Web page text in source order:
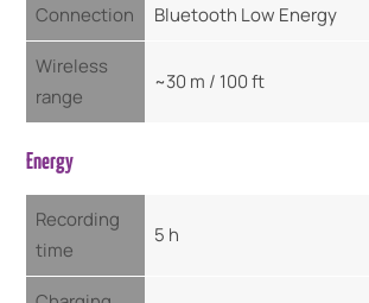
Connection Bluetooth Low Energy
Wireless
range
~30 m / 100 ft
Energy
Recording
time
5 h